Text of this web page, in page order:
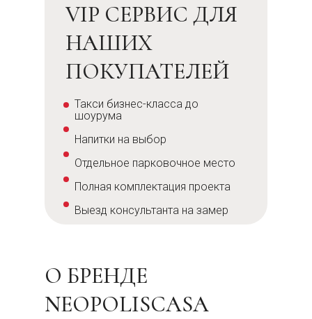
Такси бизнес-класса до
шоурума
Напитки на выбор
Отдельное парковочное место
Полная комплектация проекта
Выезд консультанта на замер
VIP СЕРВИС ДЛЯ
НАШИХ
ПОКУПАТЕЛЕЙ
О БРЕНДЕ
NEOPOLISCASA